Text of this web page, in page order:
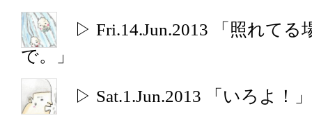
▷ Fri.14.Jun.2013 「照れて
で。」
▷ Sat.1.Jun.2013 「いろよ！」